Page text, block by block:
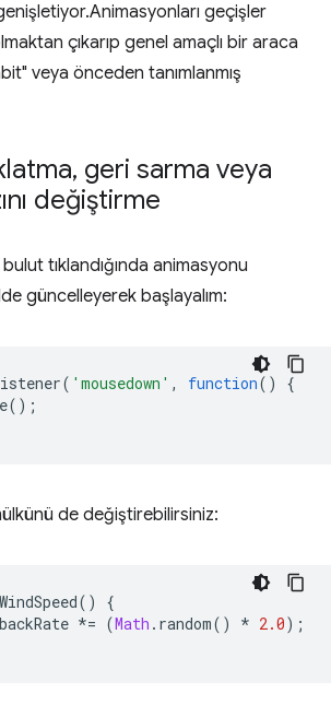
geçişler
çıkarıp genel amaçlı bir araca
veya önceden tanımlanmış
, geri sarma veya
değiştirme
tıklandığında animasyonu
güncelleyerek başlayalım:
( 'mousedown' , function()
{
();
de değiştirebilirsiniz:
()
{
*= (Math . random() * 2.0);